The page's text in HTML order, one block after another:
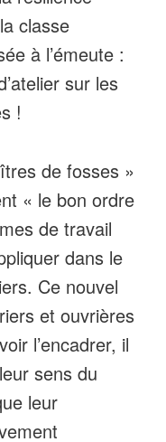
classe
à l’émeute :
sur les
!
de fosses »
« le bon ordre
de travail
dans le
Ce nouvel
et ouvrières
l’encadrer, il
sens du
leur